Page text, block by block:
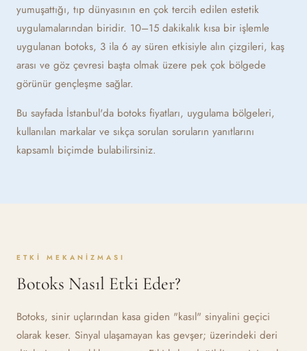
yumuşattığı, tıp dünyasının en çok tercih edilen estetik
uygulamalarından biridir. 10–15 dakikalık kısa bir işlemle
uygulanan botoks, 3 ila 6 ay süren etkisiyle alın çizgileri, kaş
arası ve göz çevresi başta olmak üzere pek çok bölgede
görünür gençleşme sağlar.
Bu sayfada İstanbul'da botoks fiyatları, uygulama bölgeleri,
kullanılan markalar ve sıkça sorulan soruların yanıtlarını
kapsamlı biçimde bulabilirsiniz.
ETKI MEKANIZMASI
Botoks Nasıl Etki Eder?
Botoks, sinir uçlarından kasa giden "kasıl" sinyalini geçici
olarak keser. Sinyal ulaşamayan kas gevşer; üzerindeki deri